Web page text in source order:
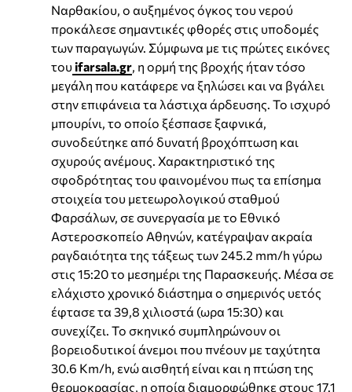
Ναρθακίου, ο αυξημένος όγκος του νερού
προκάλεσε σημαντικές φθορές στις υποδομές
των παραγωγών. Σύμφωνα με τις πρώτες εικόνες
τουifarsala.gr, η ορμή της βροχής ήταν τόσο
μεγάλη που κατάφερε να ξηλώσει και να βγάλει
στην επιφάνεια τα λάστιχα άρδευσης. Το ισχυρό
μπουρίνι, το οποίο ξέσπασε ξαφνικά,
συνοδεύτηκε από δυνατή βροχόπτωση και
σχυρούς ανέμους. Χαρακτηριστικό της
σφοδρότητας του φαινομένου πως τα επίσημα
στοιχεία του μετεωρολογικού σταθμού
Φαρσάλων, σε συνεργασία με το Εθνικό
Αστεροσκοπείο Αθηνών, κατέγραψαν ακραία
ραγδαιότητα της τάξεως των 245.2 mm/h γύρω
στις 15:20 το μεσημέρι της Παρασκευής. Μέσα σε
ελάχιστο χρονικό διάστημα ο σημερινός υετός
έφτασε τα 39,8 χιλιοστά (ωρα 15:30) και
συνεχίζει. Το σκηνικό συμπληρώνουν οι
βορειοδυτικοί άνεμοι που πνέουν με ταχύτητα
30.6 Km/h, ενώ αισθητή είναι και η πτώση της
θερμοκρασίας, η οποία διαμορφώθηκε στους 17.1